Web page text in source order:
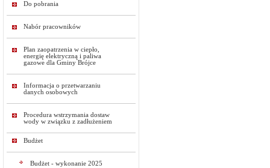
Do pobrania
Nabór pracowników
Plan zaopatrzenia w ciepło,
energię elektryczną i paliwa
gazowe dla Gminy Brójce
Informacja o przetwarzaniu
danych osobowych
Procedura wstrzymania dostaw
wody w związku z zadłużeniem
Budżet
Budżet - wykonanie 2025